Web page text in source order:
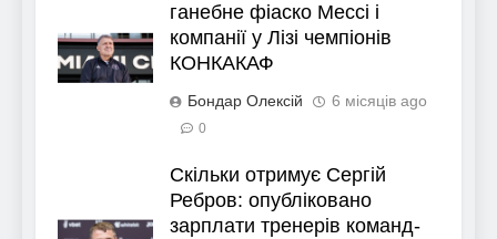
ганебне фіаско Мессі і
компанії у Лізі чемпіонів
КОНКАКАФ
Бондар Олексій 6 місяців ago
0
Скільки отримує Сергій
Ребров: опубліковано
зарплати тренерів команд-